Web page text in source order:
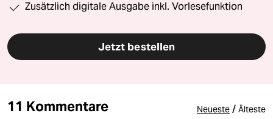
Zusätzlich digitale Ausgabe inkl. Vorlesefunktion
Jetzt bestellen
11 Kommentare Neueste / Älteste